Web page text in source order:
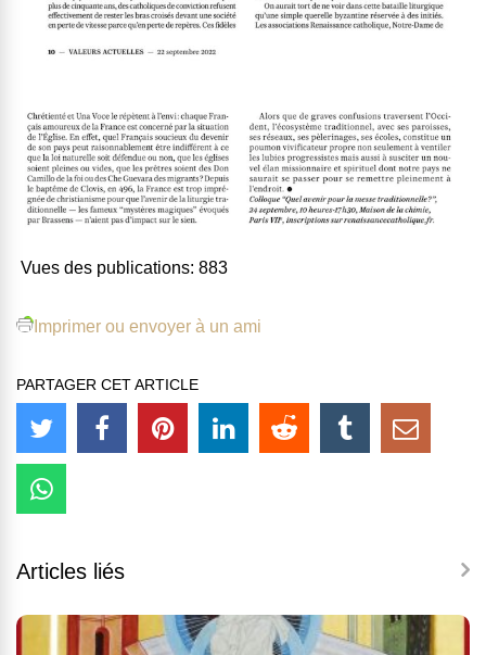
Vues des publications: 883
Imprimer ou envoyer à un ami
PARTAGER CET ARTICLE
Articles liés